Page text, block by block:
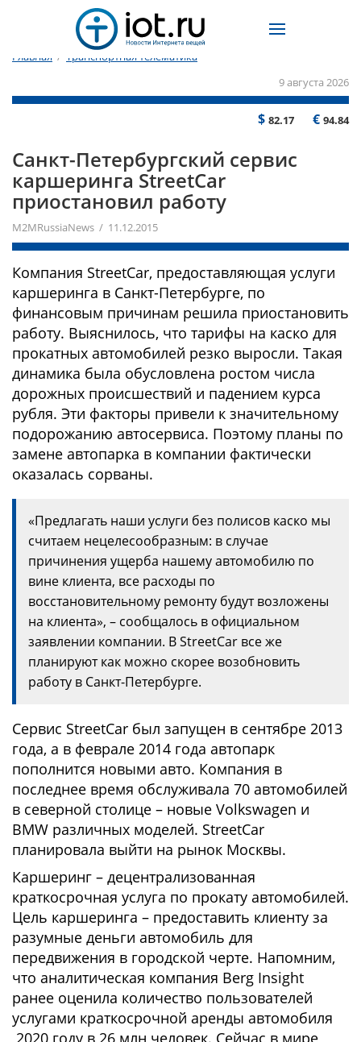
Главная /
Транспортная телематика
9 августа 2026
$ 82.17 € 94.84
​Санкт-Петербургский сервис
каршеринга StreetCar
приостановил работу
M2MRussiaNews / 11.12.2015
Компания StreetCar, предоставляющая услуги
каршеринга в Санкт-Петербурге, по
финансовым причинам решила приостановить
работу. Выяснилось, что тарифы на каско для
прокатных автомобилей резко выросли. Такая
динамика была обусловлена ростом числа
дорожных происшествий и падением курса
рубля. Эти факторы привели к значительному
подорожанию автосервиса. Поэтому планы по
замене автопарка в компании фактически
оказалась сорваны.
«Предлагать наши услуги без полисов каско мы
считаем нецелесообразным: в случае
причинения ущерба нашему автомобилю по
вине клиента, все расходы по
восстановительному ремонту будут возложены
на клиента», – сообщалось в официальном
заявлении компании. В StreetCar все же
планируют как можно скорее возобновить
работу в Санкт-Петербурге.
Сервис StreetCar был запущен в сентябре 2013
года, а в феврале 2014 года автопарк
пополнится новыми авто. Компания в
последнее время обслуживала 70 автомобилей
в северной столице – новые Volkswagen и
ВMW различных моделей. StreetCar
планировала выйти на рынок Москвы.
Каршеринг – децентрализованная
краткосрочная услуга по прокату автомобилей.
Цель каршеринга – предоставить клиенту за
разумные деньги автомобиль для
передвижения в городской черте. Напомним,
что аналитическая компания Berg Insight
ранее оценила количество пользователей
услугами краткосрочной аренды автомобиля
2020 году в 26 млн человек. Сейчас в мире